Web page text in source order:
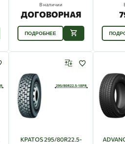
В наличии
ДОГОВОРНАЯ
ПОДРОБНЕЕ
KPATOS 295/80R22.5-